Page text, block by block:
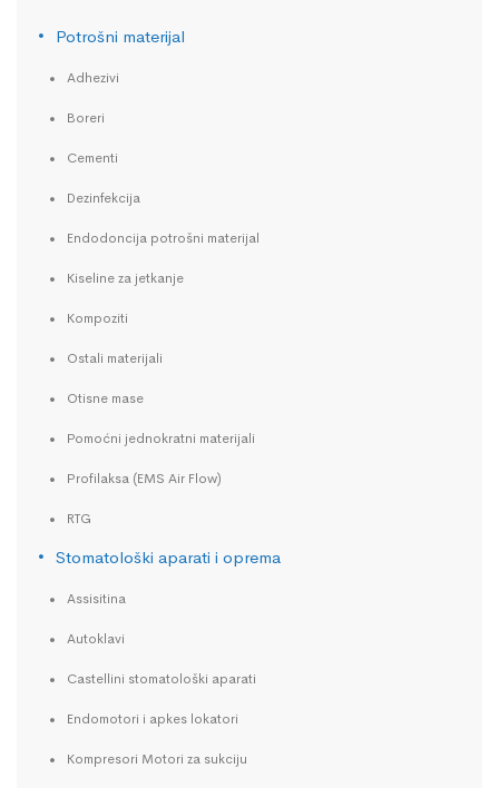
Potrošni materijal
Adhezivi
Boreri
Cementi
Dezinfekcija
Endodoncija potrošni materijal
Kiseline za jetkanje
Kompoziti
Ostali materijali
Otisne mase
Pomoćni jednokratni materijali
Profilaksa (EMS Air Flow)
RTG
Stomatološki aparati i oprema
Assisitina
Autoklavi
Castellini stomatološki aparati
Endomotori i apkes lokatori
Kompresori Motori za sukciju